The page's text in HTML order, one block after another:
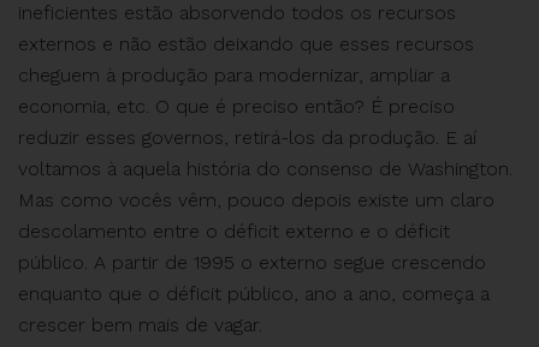
ineficientes estão absorvendo todos os recursos
externos e não estão deixando que esses recursos
cheguem à produção para modernizar, ampliar a
economia, etc. O que é preciso então? É preciso
reduzir esses governos, retirá-los da produção. E aí
voltamos à aquela história do consenso de Washington.
Mas como vocês vêm, pouco depois existe um claro
descolamento entre o déficit externo e o déficit
público. A partir de 1995 o externo segue crescendo
enquanto que o déficit público, ano a ano, começa a
crescer bem mais de vagar.